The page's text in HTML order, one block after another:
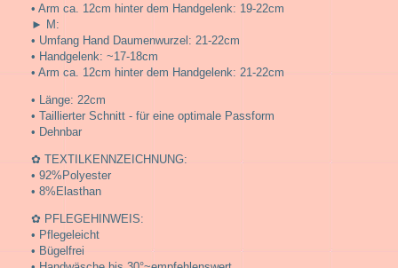
• Arm ca. 12cm hinter dem Handgelenk: 19-22cm
► M:
• Umfang Hand Daumenwurzel: 21-22cm
• Handgelenk: ~17-18cm
• Arm ca. 12cm hinter dem Handgelenk: 21-22cm
• Länge: 22cm
• Taillierter Schnitt - für eine optimale Passform
• Dehnbar
✿ TEXTILKENNZEICHNUNG:
• 92%Polyester
• 8%Elasthan
✿ PFLEGEHINWEIS:
• Pflegeleicht
• Bügelfrei